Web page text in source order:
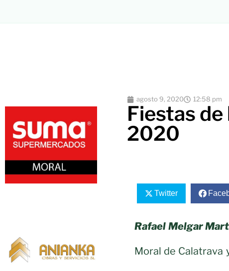
agosto 9, 2020 12:58 pm
Fiestas de
2020
Twitter
Rafael Melgar
Moral de Calatrava